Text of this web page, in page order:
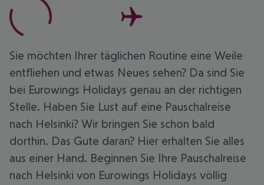
Sie möchten Ihrer täglichen Routine eine Weile
entfliehen und etwas Neues sehen? Da sind Sie
bei Eurowings Holidays genau an der richtigen
Stelle. Haben Sie Lust auf eine Pauschalreise
nach Helsinki? Wir bringen Sie schon bald
dorthin. Das Gute daran? Hier erhalten Sie alles
aus einer Hand. Beginnen Sie Ihre Pauschalreise
nach Helsinki von Eurowings Holidays völlig